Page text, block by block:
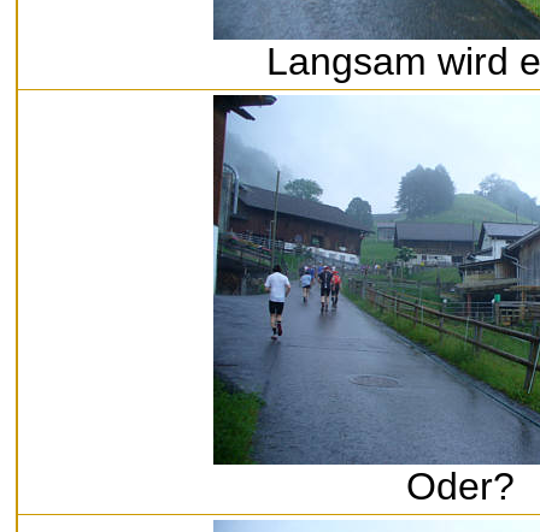
Langsam wird
Oder?